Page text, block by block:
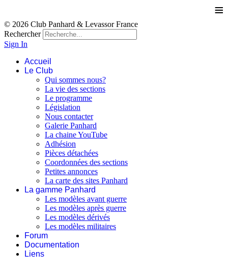
≡
© 2026 Club Panhard & Levassor France
Rechercher
Sign In
Accueil
Le Club
Qui sommes nous?
La vie des sections
Le programme
Législation
Nous contacter
Galerie Panhard
La chaine YouTube
Adhésion
Pièces détachées
Coordonnées des sections
Petites annonces
La carte des sites Panhard
La gamme Panhard
Les modèles avant guerre
Les modèles après guerre
Les modèles dérivés
Les modèles militaires
Forum
Documentation
Liens